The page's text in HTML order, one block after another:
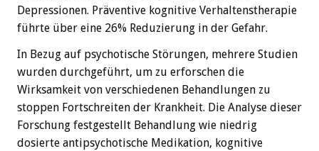
Depressionen. Präventive kognitive Verhaltenstherapie
führte über eine 26% Reduzierung in der Gefahr.
In Bezug auf psychotische Störungen, mehrere Studien
wurden durchgeführt, um zu erforschen die
Wirksamkeit von verschiedenen Behandlungen zu
stoppen Fortschreiten der Krankheit. Die Analyse dieser
Forschung festgestellt Behandlung wie niedrig
dosierte antipsychotische Medikation, kognitive